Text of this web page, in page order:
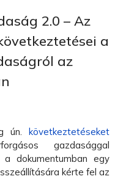
2.0 – Az
a
az
ún. következtetéseket
gazdasággal
dokumentumban egy
kérte fel az